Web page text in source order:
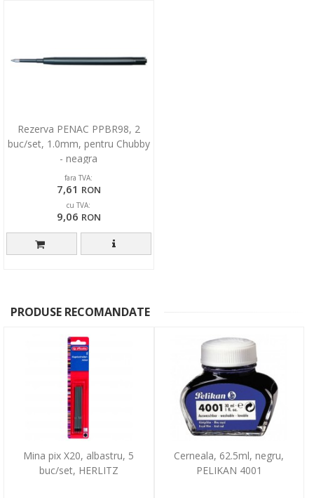
Rezerva PENAC PPBR98, 2
buc/set, 1.0mm, pentru Chubby
- neagra
fara TVA:
7,61 RON
cu TVA:
9,06 RON
PRODUSE RECOMANDATE
Mina pix X20, albastru, 5
buc/set, HERLITZ
Cerneala, 62.5ml, negru,
PELIKAN 4001